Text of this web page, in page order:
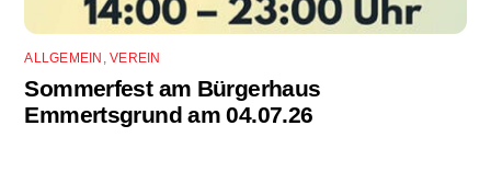
ALLGEMEIN ,VEREIN
Sommerfest am Bürgerhaus
Emmertsgrund am 04.07.26